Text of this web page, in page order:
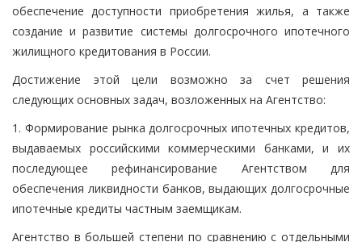
обеспечение доступности приобретения жилья, а также
создание и развитие системы долгосрочного ипотечного
жилищного кредитования в России.
Достижение этой цели возможно за счет решения
следующих основных задач, возложенных на Агентство:
1. Формирование рынка долгосрочных ипотечных кредитов,
выдаваемых российскими коммерческими банками, и их
последующее рефинансирование Агентством для
обеспечения ликвидности банков, выдающих долгосрочные
ипотечные кредиты частным заемщикам.
Агентство в большей степени по сравнению с отдельными